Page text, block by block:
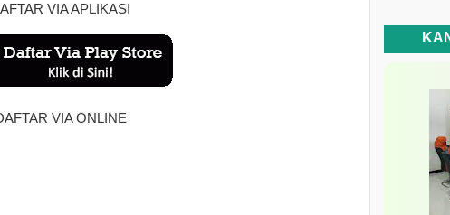
VIA APLIKASI
VIA ONLINE